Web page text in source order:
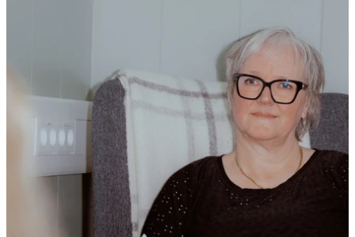
Nye brosjyrer på arabisk og somali
Les saken
Nyheter
- Vi når i større grad yngre brukere